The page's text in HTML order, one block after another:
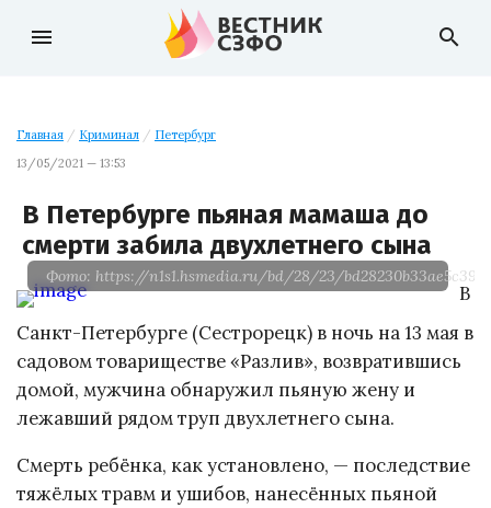
menu search
Главная / Криминал / Петербург
13/05/2021 — 13:53
В Петербурге пьяная мамаша до
смерти забила двухлетнего сына
Фото: https://n1s1.hsmedia.ru/bd/28/23/
В
Санкт-Петербурге (Сестрорецк) в ночь на 13 мая в
садовом товариществе «Разлив», возвратившись
домой, мужчина обнаружил пьяную жену и
лежавший рядом труп двухлетнего сына.
Смерть ребёнка, как установлено, — последствие
тяжёлых травм и ушибов, нанесённых пьяной